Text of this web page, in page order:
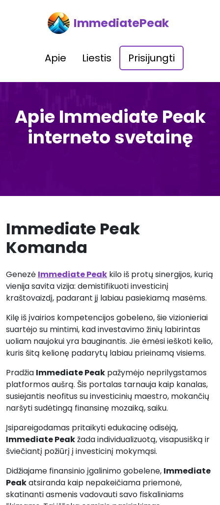
ImmediatePeak
Apie Liestis Prisijungti
Apie Immediate Peak
interneto svetainę
Immediate Peak
Komanda
Genezė Immediate Peak kilo iš protų sinergijos, kurią
vienija savita vizija: demistifikuoti investicinį
kraštovaizdį, padarant jį labiau pasiekiamą masėms.
Kilę iš įvairios kompetencijos gobeleno, šie vizionieriai
suartėjo su mintimi, kad investavimo žinių labirintas
uoliam naujokui yra bauginantis. Jie ėmėsi ieškoti kelio,
kuris šitą kelionę padarytų labiau prieinamą visiems.
Pradžia Immediate Peak pažymėjo neprilygstamos
platformos aušrą. Šis portalas tarnauja kaip kanalas,
susiejantis neofitus su investicinių maestro, mokančių
naršyti sudėtingą finansinę mozaiką, saiku.
Įsipareigodamas pritaikyti edukacinę odisėją,
Immediate Peakžada individualizuotą, visapusišką ir
šviečiantį požiūrį į investicinį mokymąsi.
Didžiajame finansinio įgalinimo gobelene, Immediate
Peakatsiranda kaip nepakeičiama priemonė,
skatinanti asmenis vadovauti savo fiskaliniams